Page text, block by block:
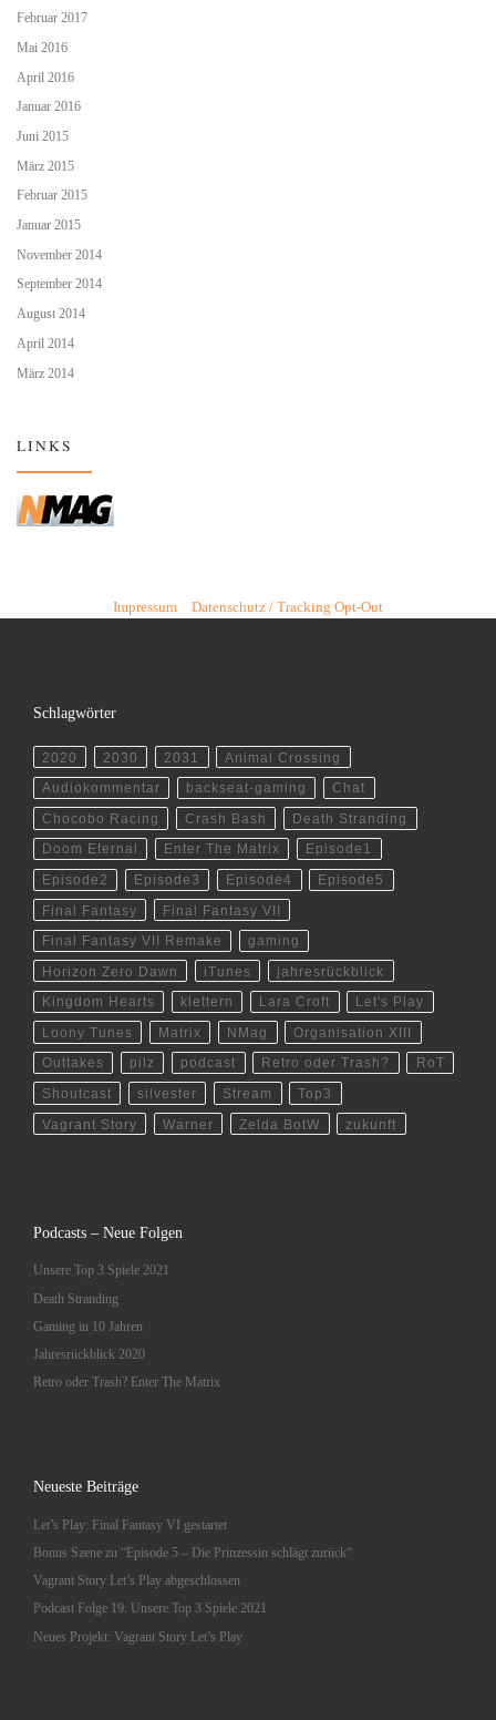
Februar 2017
Mai 2016
April 2016
Januar 2016
Juni 2015
März 2015
Februar 2015
Januar 2015
November 2014
September 2014
August 2014
April 2014
März 2014
LINKS
Impressum Datenschutz / Tracking Opt-Out
Schlagwörter
2020 2030 2031 Animal Crossing
Audiokommentar backseat-gaming Chat
Chocobo Racing Crash Bash Death Stranding
Doom Eternal Enter The Matrix Episode1
Episode2 Episode3 Episode4 Episode5
Final Fantasy Final Fantasy VII
Final Fantasy VII Remake gaming
Horizon Zero Dawn iTunes jahresrückblick
Kingdom Hearts klettern Lara Croft Let's Play
Loony Tunes Matrix NMag Organisation XIII
Outtakes pilz podcast Retro oder Trash? RoT
Shoutcast silvester Stream Top3
Vagrant Story Warner Zelda BotW zukunft
Podcasts – Neue Folgen
Unsere Top 3 Spiele 2021
Death Stranding
Gaming in 10 Jahren
Jahresrückblick 2020
Retro oder Trash? Enter The Matrix
Neueste Beiträge
Let’s Play: Final Fantasy VI gestartet
Bonus Szene zu “Episode 5 – Die Prinzessin schlägt zurück“
Vagrant Story Let’s Play abgeschlossen
Podcast Folge 19: Unsere Top 3 Spiele 2021
Neues Projekt: Vagrant Story Let’s Play